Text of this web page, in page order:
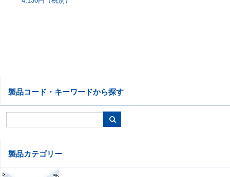
製品コード・キーワードから探す
製品カテゴリー